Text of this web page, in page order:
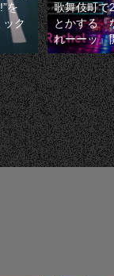
を
ク
歌舞伎町で
とかする『
れーーッ』